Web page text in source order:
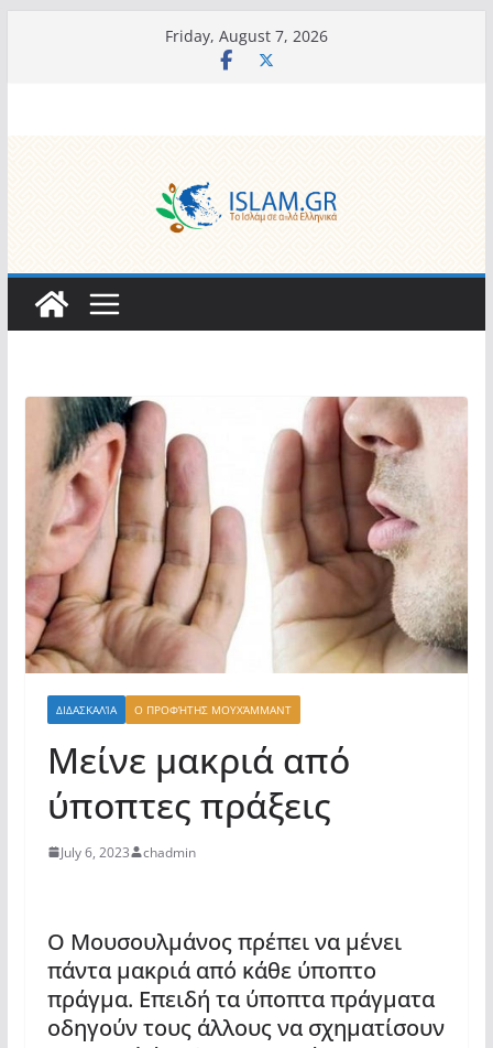
Friday, August 7, 2026
ΔΙΔΑΣΚΑΛΊΑ Ο ΠΡΟΦΉΤΗΣ ΜΟΥΧΆΜΜΑΝΤ
Μείνε μακριά από
ύποπτες πράξεις
July 6, 2023 chadmin
Ο Μουσουλμάνος πρέπει να μένει
πάντα μακριά από κάθε ύποπτο
πράγμα. Επειδή τα ύποπτα πράγματα
οδηγούν τους άλλους να σχηματίσουν